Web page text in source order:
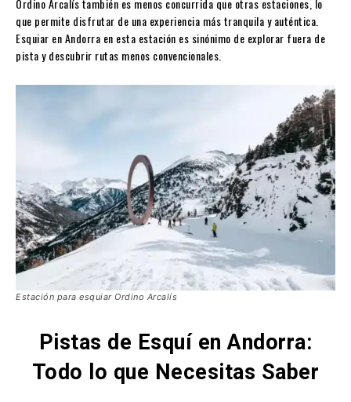
Ordino Arcalís también es menos concurrida que otras estaciones, lo
que permite disfrutar de una experiencia más tranquila y auténtica.
Esquiar en Andorra en esta estación es sinónimo de explorar fuera de
pista y descubrir rutas menos convencionales.
Estación para esquiar Ordino Arcalís
Pistas de Esquí en Andorra:
Todo lo que Necesitas Saber